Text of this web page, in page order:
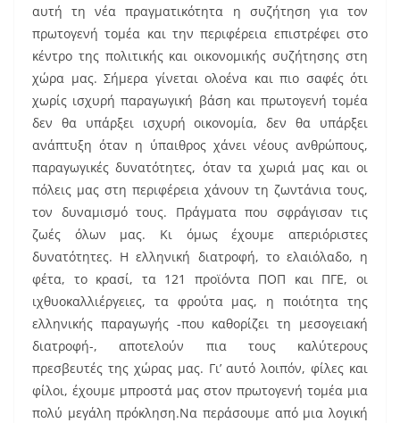
αυτή τη νέα πραγματικότητα η συζήτηση για τον
πρωτογενή τομέα και την περιφέρεια επιστρέφει στο
κέντρο της πολιτικής και οικονομικής συζήτησης στη
χώρα μας. Σήμερα γίνεται ολοένα και πιο σαφές ότι
χωρίς ισχυρή παραγωγική βάση και πρωτογενή τομέα
δεν θα υπάρξει ισχυρή οικονομία, δεν θα υπάρξει
ανάπτυξη όταν η ύπαιθρος χάνει νέους ανθρώπους,
παραγωγικές δυνατότητες, όταν τα χωριά μας και οι
πόλεις μας στη περιφέρεια χάνουν τη ζωντάνια τους,
τον δυναμισμό τους. Πράγματα που σφράγισαν τις
ζωές όλων μας. Κι όμως έχουμε απεριόριστες
δυνατότητες. Η ελληνική διατροφή, το ελαιόλαδο, η
φέτα, το κρασί, τα 121 προϊόντα ΠΟΠ και ΠΓΕ, οι
ιχθυοκαλλιέργειες, τα φρούτα μας, η ποιότητα της
ελληνικής παραγωγής -που καθορίζει τη μεσογειακή
διατροφή-, αποτελούν πια τους καλύτερους
πρεσβευτές της χώρας μας. Γι’ αυτό λοιπόν, φίλες και
φίλοι, έχουμε μπροστά μας στον πρωτογενή τομέα μια
πολύ μεγάλη πρόκληση.Να περάσουμε από μια λογική